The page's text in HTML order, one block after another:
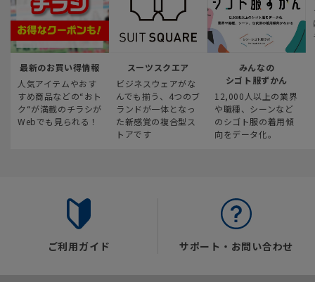
最新のお買い得情報
人気アイテムやおす
すめ商品などの“おト
ク“が満載のチラシが
Webでも見られる！
スーツスクエア
ビジネスウェアがな
んでも揃う、4つのブ
ランドが一体となっ
た新感覚の複合型ス
トアです
みんなの
シゴト服ずかん
12,000人以上の業界
や職種、シーンなど
のシゴト服の着用傾
向をデータ化。
ご利用ガイド サポート・お問い合わせ